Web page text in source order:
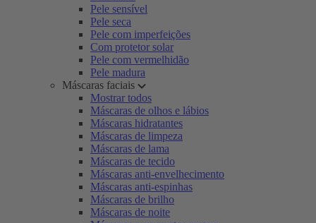
Pele sensível
Pele seca
Pele com imperfeições
Com protetor solar
Pele com vermelhidão
Pele madura
Máscaras faciais
Mostrar todos
Máscaras de olhos e lábios
Máscaras hidratantes
Máscaras de limpeza
Máscaras de lama
Máscaras de tecido
Máscaras anti-envelhecimento
Máscaras anti-espinhas
Máscaras de brilho
Máscaras de noite